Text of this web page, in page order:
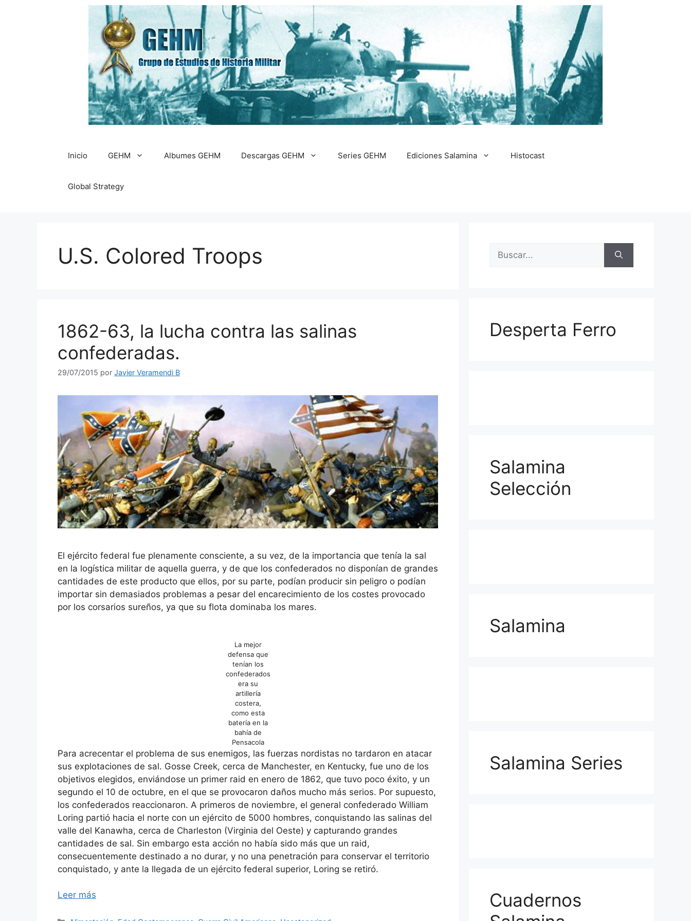
Inicio GEHM Albumes GEHM Descargas GEHM Series GEHM Ediciones Salamina Histocast
Global Strategy
U.S. Colored Troops
1862-63, la lucha contra las salinas
confederadas.
29/07/2015 por Javier Veramendi B
El ejército federal fue plenamente consciente, a su vez, de la importancia que tenía la sal
en la logística militar de aquella guerra, y de que los confederados no disponían de grandes
cantidades de este producto que ellos, por su parte, podían producir sin peligro o podían
importar sin demasiados problemas a pesar del encarecimiento de los costes provocado
por los corsarios sureños, ya que su flota dominaba los mares.
La mejor
defensa que
tenían los
confederados
era su
artillería
costera,
como esta
batería en la
bahía de
Pensacola
Para acrecentar el problema de sus enemigos, las fuerzas nordistas no tardaron en atacar
sus explotaciones de sal. Gosse Creek, cerca de Manchester, en Kentucky, fue uno de los
objetivos elegidos, enviándose un primer raid en enero de 1862, que tuvo poco éxito, y un
segundo el 10 de octubre, en el que se provocaron daños mucho más serios. Por supuesto,
los confederados reaccionaron. A primeros de noviembre, el general confederado William
Loring partió hacia el norte con un ejército de 5000 hombres, conquistando las salinas del
valle del Kanawha, cerca de Charleston (Virginia del Oeste) y capturando grandes
cantidades de sal. Sin embargo esta acción no había sido más que un raid,
consecuentemente destinado a no durar, y no una penetración para conservar el territorio
conquistado, y ante la llegada de un ejército federal superior, Loring se retiró.
Leer más
Buscar:
Desperta Ferro
Salamina
Selección
Salamina
Salamina Series
Cuadernos